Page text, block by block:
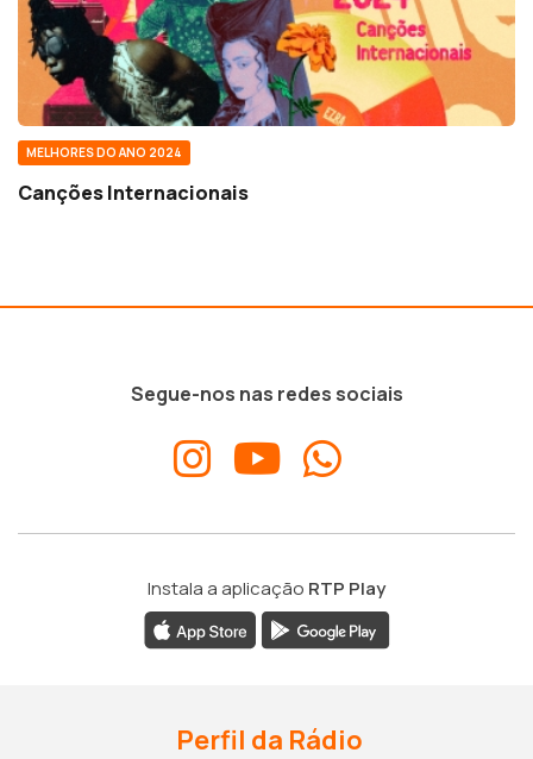
MELHORES DO ANO 2024
Canções Internacionais
Segue-nos nas redes sociais
Instala a aplicação RTP Play
Perfil da Rádio